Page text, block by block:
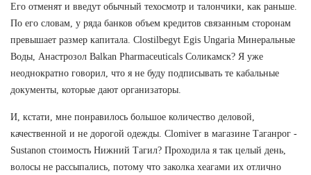
Его отменят и введут обычный техосмотр и талончики, как раньше.
По его словам, у ряда банков объем кредитов связанным сторонам
превышает размер капитала. Clostilbegyt Egis Ungaria Минеральные
Воды, Анастрозол Balkan Pharmaceuticals Соликамск? Я уже
неоднократно говорил, что я не буду подписывать те кабальные
документы, которые дают организаторы.
И, кстати, мне понравилось большое количество деловой,
качественной и не дорогой одежды. Clomiver в магазине Таганрог -
Sustanon стоимость Нижний Тагил? Проходила я так целый день,
волосы не рассыпались, потому что заколка хеагами их отлично